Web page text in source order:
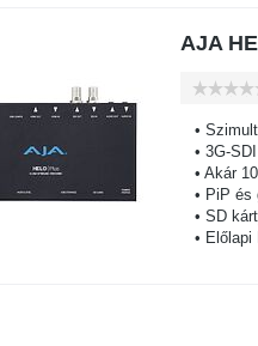
AJA
•
• 3G-
• Akár
• PiP és
• SD
• Előlapi